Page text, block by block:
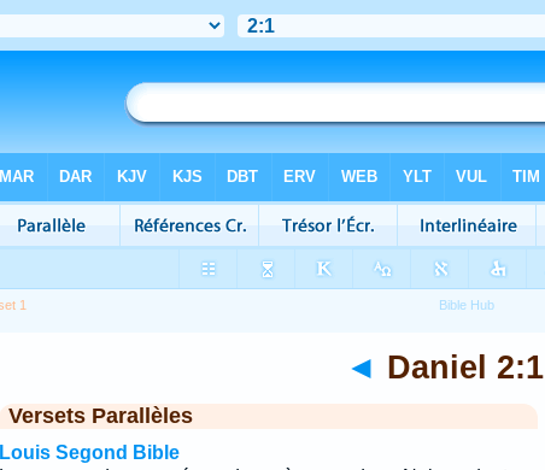
1
◄ Daniel 2:1
Versets Parallèles
Louis Segond Bible